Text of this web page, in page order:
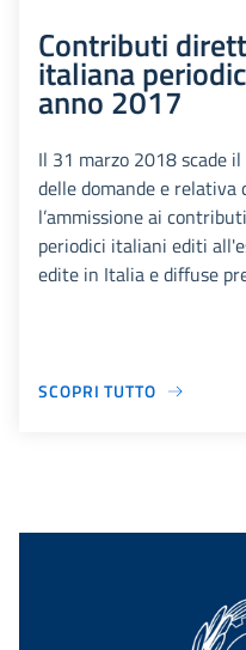
Contributi
italiana
anno 2017
Il 31 marzo 2018 scade
delle domande e relativa
l’ammissione ai
periodici italiani editi
edite in Italia e diffuse
SCOPRI TUTTO